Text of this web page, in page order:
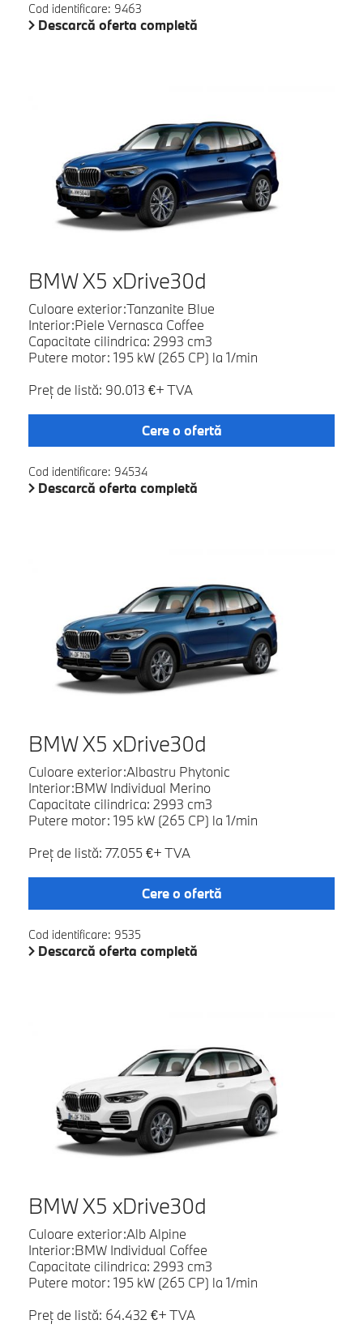
Cod identificare: 9463
Descarcă oferta completă
BMW X5 xDrive30d
Culoare exterior:Tanzanite Blue
Interior:Piele Vernasca Coffee
Capacitate cilindrica: 2993 cm3
Putere motor: 195 kW (265 CP) la 1/min
Preţ de listă: 90.013 €+ TVA
Cere o ofertă
Cod identificare: 94534
Descarcă oferta completă
BMW X5 xDrive30d
Culoare exterior:Albastru Phytonic
Interior:BMW Individual Merino
Capacitate cilindrica: 2993 cm3
Putere motor: 195 kW (265 CP) la 1/min
Preţ de listă: 77.055 €+ TVA
Cere o ofertă
Cod identificare: 9535
Descarcă oferta completă
BMW X5 xDrive30d
Culoare exterior:Alb Alpine
Interior:BMW Individual Coffee
Capacitate cilindrica: 2993 cm3
Putere motor: 195 kW (265 CP) la 1/min
Preţ de listă: 64.432 €+ TVA